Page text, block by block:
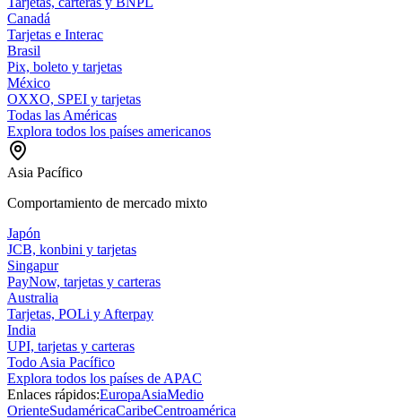
Canadá
Tarjetas e Interac
Brasil
Pix, boleto y tarjetas
México
OXXO, SPEI y tarjetas
Todas las Américas
Explora todos los países americanos
Asia Pacífico
Comportamiento de mercado mixto
Japón
JCB, konbini y tarjetas
Singapur
PayNow, tarjetas y carteras
Australia
Tarjetas, POLi y Afterpay
India
UPI, tarjetas y carteras
Todo Asia Pacífico
Explora todos los países de APAC
Enlaces rápidos:EuropaAsiaMedio
OrienteSudaméricaCaribeCentroamérica